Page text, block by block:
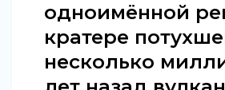
одноимённой
кратере
несколько